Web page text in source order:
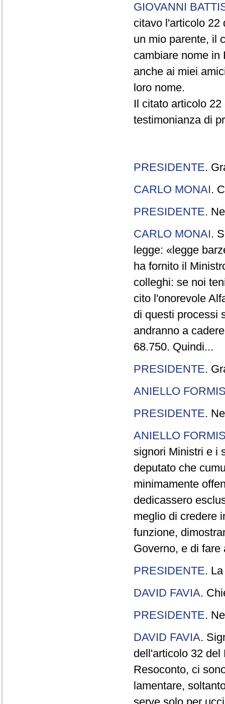
GIOVANNI
citavo l'articolo 22
un mio parente, il
cambiare nome in
anche ai miei
loro nome.
Il citato articolo
testimonianza di
PRESIDENTE.
CARLO MONAI.
PRESIDENTE.
CARLO MONAI.
legge: «legge
ha fornito il
colleghi: se noi
cito l'onorevole
di questi processi
andranno a
68.750. Quindi...
PRESIDENTE.
ANIELLO
PRESIDENTE.
ANIELLO
signori Ministri e i
deputato che
minimamente
dedicassero
meglio di credere
funzione,
Governo, e di
PRESIDENTE.
DAVID FAVIA.
PRESIDENTE.
DAVID FAVIA.
dell'articolo 32 del
Resoconto, ci
lamentare,